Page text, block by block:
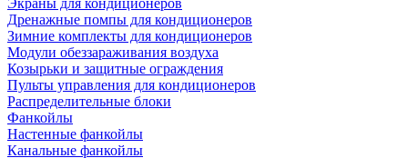
Экраны для кондиционеров
Дренажные помпы для кондиционеров
Зимние комплекты для кондиционеров
Модули обеззараживания воздуха
Козырьки и защитные ограждения
Пульты управления для кондиционеров
Распределительные блоки
Фанкойлы
Настенные фанкойлы
Канальные фанкойлы